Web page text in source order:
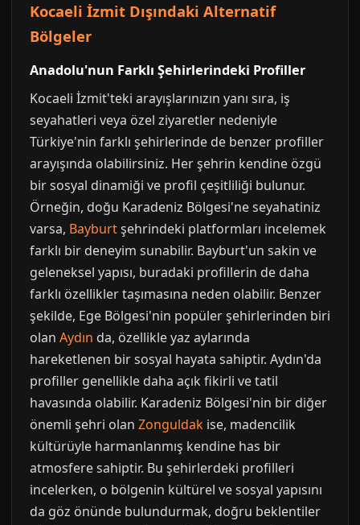
Kocaeli İzmit Dışındaki Alternatif
Bölgeler
Anadolu'nun Farklı Şehirlerindeki Profiller
Kocaeli İzmit'teki arayışlarınızın yanı sıra, iş
seyahatleri veya özel ziyaretler nedeniyle
Türkiye'nin farklı şehirlerinde de benzer profiller
arayışında olabilirsiniz. Her şehrin kendine özgü
bir sosyal dinamiği ve profil çeşitliliği bulunur.
Örneğin, doğu Karadeniz Bölgesi'ne seyahatiniz
varsa, Bayburtşehrindeki platformları incelemek
farklı bir deneyim sunabilir. Bayburt'un sakin ve
geleneksel yapısı, buradaki profillerin de daha
farklı özellikler taşımasına neden olabilir. Benzer
şekilde, Ege Bölgesi'nin popüler şehirlerinden biri
olan Aydın da, özellikle yaz aylarında
hareketlenen bir sosyal hayata sahiptir. Aydın'da
profiller genellikle daha açık fikirli ve tatil
havasında olabilir. Karadeniz Bölgesi'nin bir diğer
önemli şehri olan Zonguldak ise, madencilik
kültürüyle harmanlanmış kendine has bir
atmosfere sahiptir. Bu şehirlerdeki profilleri
incelerken, o bölgenin kültürel ve sosyal yapısını
da göz önünde bulundurmak, doğru beklentiler